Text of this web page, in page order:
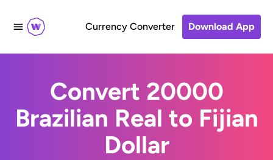
Currency Converter Download App
Convert 20000
Brazilian Real to Fijian
Dollar